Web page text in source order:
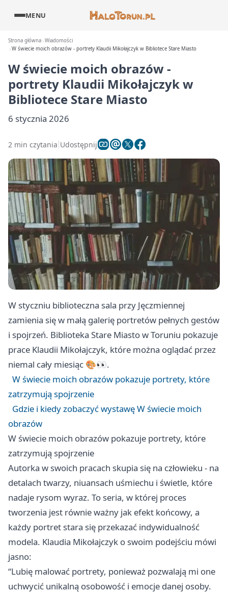
MENU
Strona główna Wiadomości
W świecie moich obrazów - portrety Klaudii Mikołajczyk w Bibliotece Stare Miasto
W świecie moich obrazów -
portrety Klaudii Mikołajczyk w
Bibliotece Stare Miasto
6 stycznia 2026
2 min czytania Udostępnij
W styczniu biblioteczna sala przy Jęczmiennej
zamienia się w małą galerię portretów pełnych gestów
i spojrzeń. Biblioteka Stare Miasto w Toruniu pokazuje
prace Klaudii Mikołajczyk, które można oglądać przez
niemal cały miesiąc 🎨👀.
W świecie moich obrazów pokazuje portrety, które
zatrzymują spojrzenie
Gdzie i kiedy zobaczyć wystawę W świecie moich
obrazów
W świecie moich obrazów pokazuje portrety, które
zatrzymują spojrzenie
Autorka w swoich pracach skupia się na człowieku - na
detalach twarzy, niuansach uśmiechu i świetle, które
nadaje rysom wyraz. To seria, w której proces
tworzenia jest równie ważny jak efekt końcowy, a
każdy portret stara się przekazać indywidualność
modela. Klaudia Mikołajczyk o swoim podejściu mówi
jasno:
“Lubię malować portrety, ponieważ pozwalają mi one
uchwycić unikalną osobowość i emocje danej osoby.